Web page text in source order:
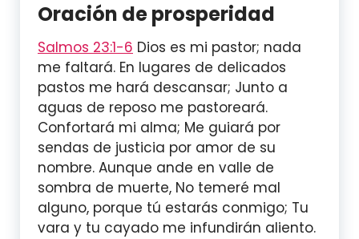
Oración de prosperidad
Salmos 23:1-6 Dios es mi pastor; nada
me faltará. En lugares de delicados
pastos me hará descansar; Junto a
aguas de reposo me pastoreará.
Confortará mi alma; Me guiará por
sendas de justicia por amor de su
nombre. Aunque ande en valle de
sombra de muerte, No temeré mal
alguno, porque tú estarás conmigo; Tu
vara y tu cayado me infundirán aliento.